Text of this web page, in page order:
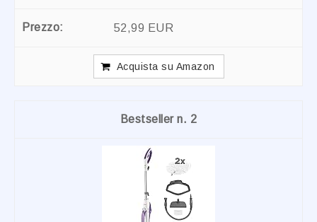
52,99 EUR
Acquista su Amazon
2